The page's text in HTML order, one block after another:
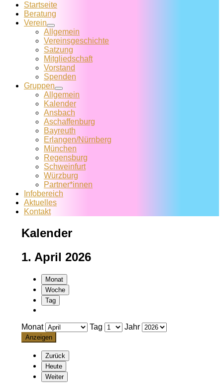
Startseite
Beratung
Verein
Allgemein
Vereins­geschichte
Satzung
Mitglied­schaft
Vorstand
Spenden
Gruppen
Allgemein
Kalender
Ansbach
Aschaffenburg
Bayreuth
Erlangen/Nürnberg
München
Regensburg
Schweinfurt
Würzburg
Partner*innen
Infobereich
Aktuelles
Kontakt
Kalender
1. April 2026
Monat
Woche
Tag
Monat Tag Jahr
Zurück
Heute
Weiter